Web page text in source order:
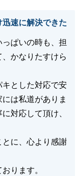
速に解決できた
ぱいの時も、担
かなりたすけら
とした対応で安
は私道がありま
対応して頂け、
に、心より感謝
ります。